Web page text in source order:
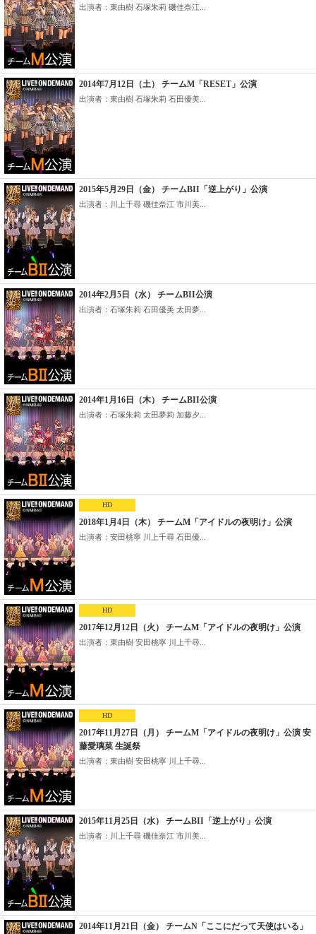
出演者：東由樹 石塚朱莉 磯佳奈江...
2014年7月12日（土） チームM「RESET」公演
出演者：東由樹 石塚朱莉 石田優美...
2015年5月29日（金） チームBII「逆上がり」公演
出演者：川上千尋 磯佳奈江 市川美...
2014年2月5日（水） チームBII公演
出演者：石塚朱莉 石田優美 太田夢...
2014年1月16日（木） チームBII公演
出演者：石塚朱莉 太田夢莉 加藤夕...
HD
2018年1月4日（木） チームM「アイドルの夜明け」公演
出演者：安田桃寧 川上千尋 石田優...
HD
2017年12月12日（火） チームM「アイドルの夜明け」公演
出演者：東由樹 安田桃寧 川上千尋...
HD
2017年11月27日（月） チームM「アイドルの夜明け」公演 安
藤愛璃菜 生誕祭
出演者：東由樹 安田桃寧 川上千尋...
2015年11月25日（水） チームBII「逆上がり」公演
出演者：川上千尋 磯佳奈江 市川美...
2014年11月21日（金） チームN「ここにだって天使はいる」